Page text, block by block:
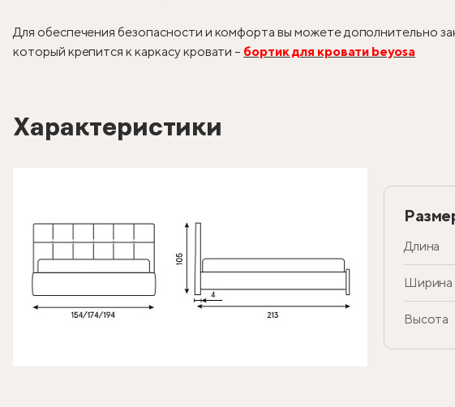
Для обеспечения безопасности и комфорта вы можете дополнительно
который крепится к каркасу кровати – бортик для кровати beyosa
Характеристики
Длина
Ширина
Высота